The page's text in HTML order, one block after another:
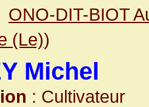
ONO-DIT-BIOT
(Le))
Michel
: Cultivateur